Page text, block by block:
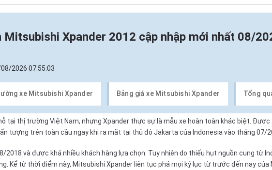
Mitsubishi Xpander 2012 cập nhập mới nhất 08/
2026 07:55:03
xe Mitsubishi Xpander Bảng giá xe Mitsubishi Xpander Tổng
tại thị trường Việt Nam, nhưng Xpander thực sự là mẫu xe hoàn toàn khác biệt. Được
tượng trên toàn cầu ngay khi ra mắt tại thủ đô Jakarta của Indonesia vào tháng 07/
và được khá nhiều khách hàng lựa chọn. Tuy nhiên do thiếu hụt nguồn cung từ
Kể từ thời điểm này, Mitsubishi Xpander liên tục phá mọi kỷ lục từ trước đến nay